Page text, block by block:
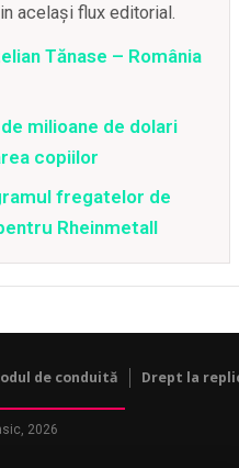
același flux editorial.
Tănase – România
milioane de dolari
copiilor
fregatelor de
Rheinmetall
de conduită Drept la
2026